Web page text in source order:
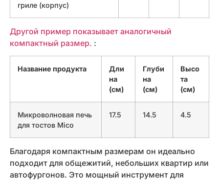
гриле (корпус)
Другой пример показывает аналогичный
компактный размер. :
Название продукта
Дли
на
(см)
Глуби
на
(см)
Высо
та
(см)
Микроволновая печь
для тостов Mico
17.5 14.5 4.5
Благодаря компактным размерам он идеально
подходит для общежитий, небольших квартир или
автофургонов. Это мощный инструмент для